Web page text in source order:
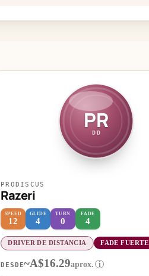
PR
DD
PRODISCUS
Razeri
SPEED
12
GLIDE
4
TURN
0
FADE
4
DRIVER DE DISTANCIA FADE FUERTE
DESDE~A$16.29aprox. i